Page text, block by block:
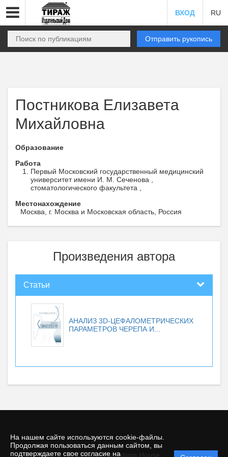
На нашем сайте используются cookie-файлы.
Продолжая пользоваться данным сайтом, вы
подтверждаете свое согласие на
ВХОД RU
Отправить рукопись
Постникова Елизавета
Михайловна
Образование
Работа
Первый Московский государственный медицинский
университет имени И. М. Сеченова ,
стоматологического факультета ,
Местонахождение
Москва, г. Москва и Московская область, Россия
Произведения автора
Статьи
АНАЛИЗ 3D-ЦЕФАЛОМЕТРИЧЕСКИХ
ПАРАМЕТРОВ ЧЕРЕПА И...
© TIRAZH Publishing House